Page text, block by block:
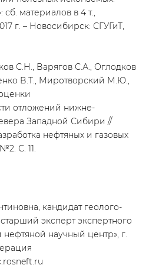
сб. материалов в 4 т.,
г. – Новосибирск: СГУГиТ,
С.Н., Варягов С.А., Оглодков
В.Т., Миротворский М.Ю.,
отложений нижне-
Западной Сибири //
нефтяных и газовых
С. 11.
кандидат геолого-
эксперт экспертного
научный центр», г.